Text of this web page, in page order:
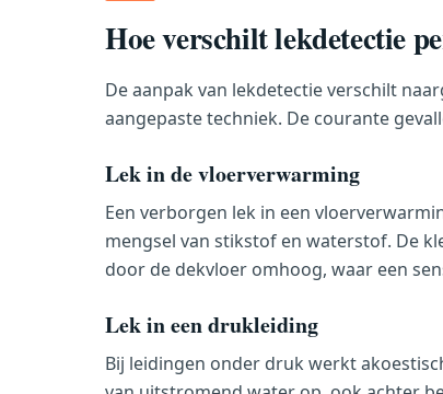
Hoe verschilt lekdetectie
De aanpak van lekdetectie verschilt
aangepaste techniek. De courante
Lek in de vloerverwarming
Een verborgen lek in een
mengsel van stikstof en waterstof. De
door de dekvloer omhoog, waar een
Lek in een drukleiding
Bij leidingen onder druk werkt